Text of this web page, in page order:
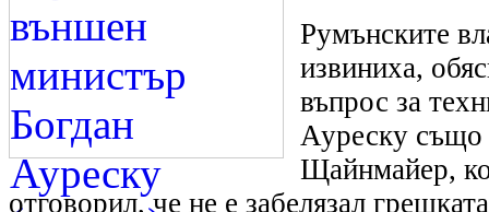
Румънските
извиниха,
въпрос за
Ауреску също
Щайнмайер,
отговорил, че не е забелязал